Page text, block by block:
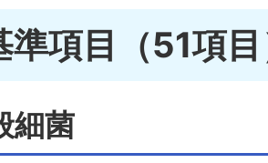
準項目（51項
細菌